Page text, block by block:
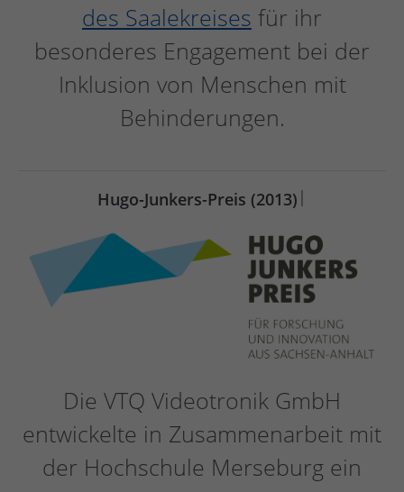
des Saalekreises für ihr
besonderes Engagement bei der
Inklusion von Menschen mit
Behinderungen.
Hugo-Junkers-Preis (2013) |
Die VTQ Videotronik GmbH
entwickelte in Zusammenarbeit mit
der Hochschule Merseburg ein